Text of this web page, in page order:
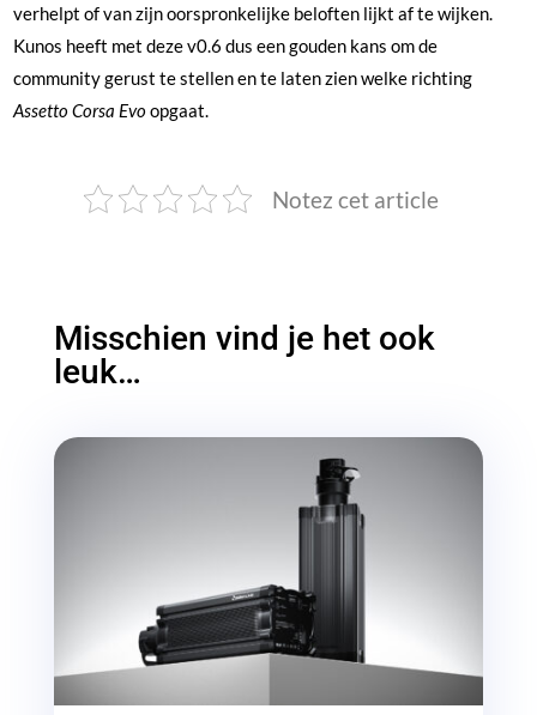
verhelpt of van zijn oorspronkelijke beloften lijkt af te wijken.
Kunos heeft met deze v0.6 dus een gouden kans om de
community gerust te stellen en te laten zien welke richting
Assetto Corsa Evoopgaat.
Notez cet article
Misschien vind je het ook
leuk…